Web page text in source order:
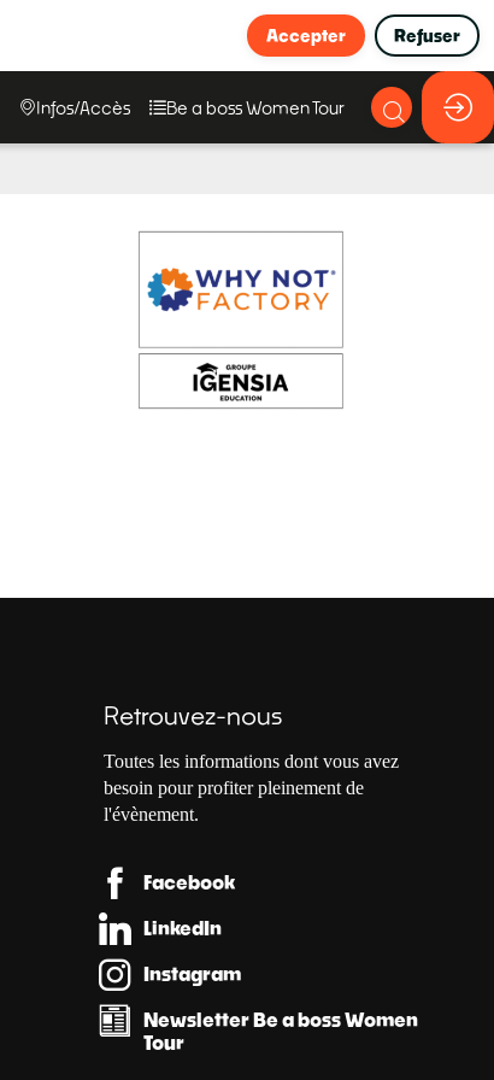
Infos/Accès Be a boss Women Tour
Retrouvez-nous
Toutes les informations dont vous avez
besoin pour profiter pleinement de
l'évènement.
Facebook
LinkedIn
Instagram
Newsletter Be a boss Women
Tour
Accepter Refuser